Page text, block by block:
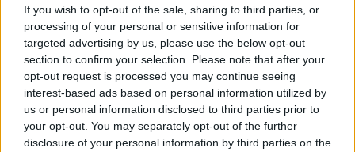
If you wish to opt-out of the sale, sharing to third parties, or
processing of your personal or sensitive information for
targeted advertising by us, please use the below opt-out
section to confirm your selection. Please note that after your
opt-out request is processed you may continue seeing
interest-based ads based on personal information utilized by
us or personal information disclosed to third parties prior to
your opt-out. You may separately opt-out of the further
disclosure of your personal information by third parties on the